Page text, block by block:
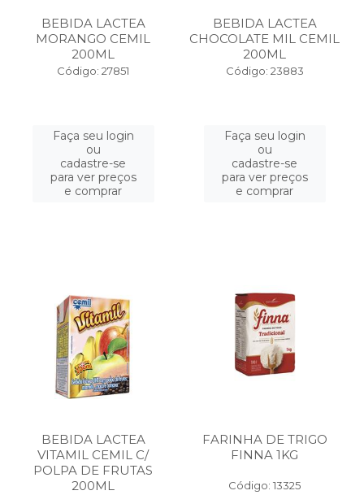
BEBIDA LACTEA
MORANGO CEMIL
200ML
Código: 27851
Faça seu login
ou
cadastre-se
para ver preços
e comprar
BEBIDA LACTEA
CHOCOLATE MIL CEMIL
200ML
Código: 23883
Faça seu login
ou
cadastre-se
para ver preços
e comprar
BEBIDA LACTEA
VITAMIL CEMIL C/
POLPA DE FRUTAS
200ML
FARINHA DE TRIGO
FINNA 1KG
Código: 13325